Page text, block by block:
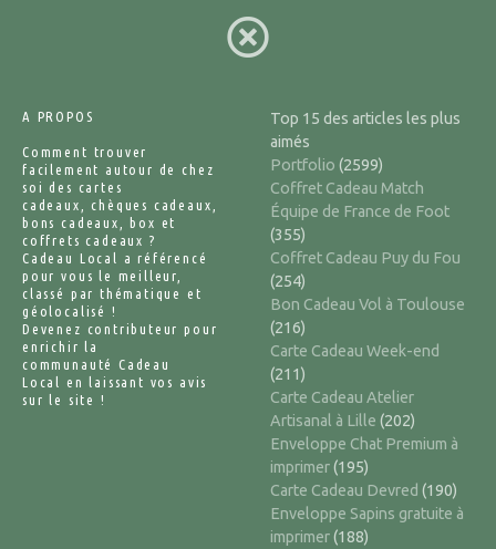
A PROPOS
Comment trouver
facilement autour de chez
soi des cartes
cadeaux, chèques cadeaux,
bons cadeaux, box et
coffrets cadeaux ?
Cadeau Local a référencé
pour vous le meilleur,
classé par thématique et
géolocalisé !
Devenez contributeur pour
enrichir la
communauté Cadeau
Local en laissant vos avis
sur le site !
Top 15 des articles les plus
aimés
Portfolio (2599)
Coffret Cadeau Match
Équipe de France de Foot
(355)
Coffret Cadeau Puy du Fou
(254)
Bon Cadeau Vol à Toulouse
(216)
Carte Cadeau Week-end
(211)
Carte Cadeau Atelier
Artisanal à Lille (202)
Enveloppe Chat Premium à
imprimer(195)
Carte Cadeau Devred (190)
Enveloppe Sapins gratuite à
imprimer(188)